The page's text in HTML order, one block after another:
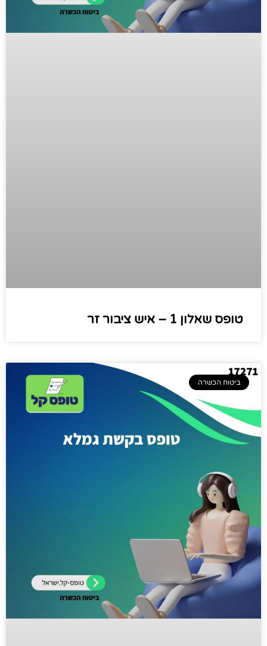
טופס שאלון 1 – איש ציבור זר
ביטוח הכשרה